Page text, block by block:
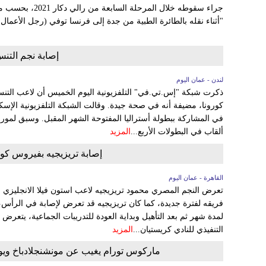
جراء سقوطه خلال
"أثناء نقله بالطائرة الطبية من جدة إلى فرنسا توفي (رجل الأعمال البالغ 52 عاما)
إصابة نجم
لندن - عمان اليوم
ذكرت شبكة "إس.تي.في" التلفزيونية اليوم الخميس أن لاعب
كورونا، مضيفة أنه في صحة جيدة. وقالت الشبكة التلفزيونية
في المشاركة ببطولة أستراليا المفتوحة الشهر المقبل. وسبق
ألقاب في البطولات الأربع... المزيد
إصابة تريزيجيه بفيروس
القاهرة - عمان اليوم
تعرض النجم المصري محمود تريزيجيه لاعب استون فيلا الانجليزي
فريقه لفترة جديدة، كما كان تريزيجيه قد تعرض لإصابة في
لمدة شهر ثم بعد التأهيل وبداية العودة للتدريبات الجماعية،
التنفيذي للنادي كريستيان...
المزيد
ماركوس تورام يغيب عن مونشنجلادباخ